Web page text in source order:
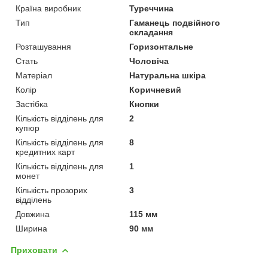
Країна виробник
Туреччина
Тип
Гаманець подвійного
складання
Розташування
Горизонтальне
Стать
Чоловіча
Матеріал
Натуральна шкіра
Колір
Коричневий
Застібка
Кнопки
Кількість відділень для
купюр
2
Кількість відділень для
кредитних карт
8
Кількість відділень для
монет
1
Кількість прозорих
відділень
3
Довжина
115 мм
Ширина
90 мм
Приховати